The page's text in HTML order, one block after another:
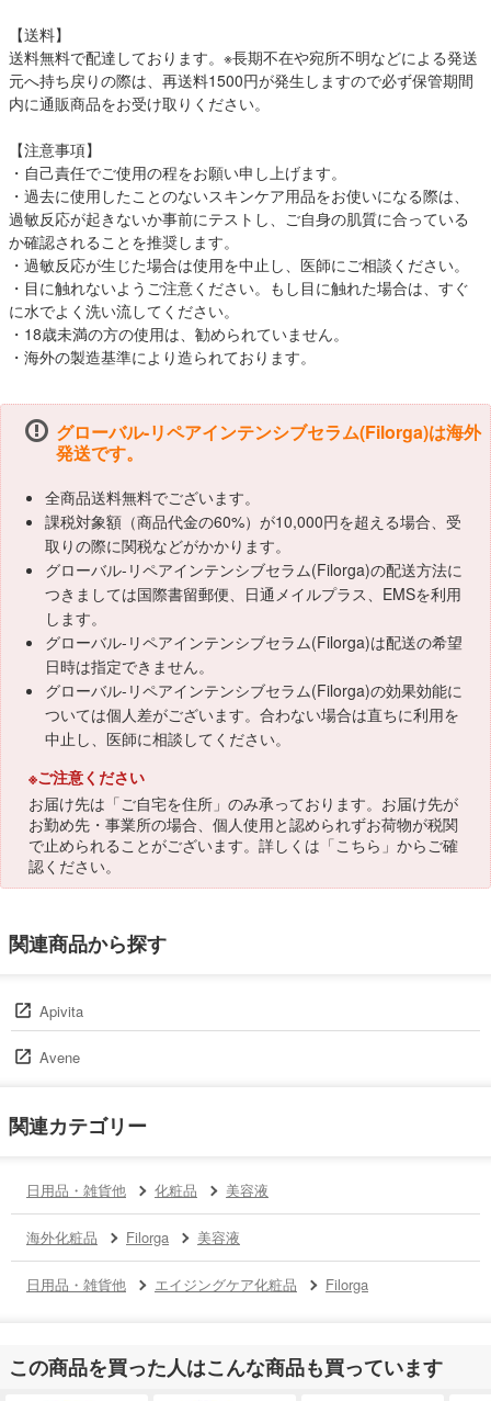
【送料】
送料無料で配達しております。※長期不在や宛所不明などによる発送
元へ持ち戻りの際は、再送料1500円が発生しますので必ず保管期間
内に通販商品をお受け取りください。
【注意事項】
・自己責任でご使用の程をお願い申し上げます。
・過去に使用したことのないスキンケア用品をお使いになる際は、
過敏反応が起きないか事前にテストし、ご自身の肌質に合っている
か確認されることを推奨します。
・過敏反応が生じた場合は使用を中止し、医師にご相談ください。
・目に触れないようご注意ください。もし目に触れた場合は、すぐ
に水でよく洗い流してください。
・18歳未満の方の使用は、勧められていません。
・海外の製造基準により造られております。
グローバル-リペアインテンシブセラム(Filorga)は海外
発送です。
全商品送料無料でございます。
課税対象額（商品代金の60%）が10,000円を超える場合、受
取りの際に関税などがかかります。
グローバル-リペアインテンシブセラム(Filorga)の配送方法に
つきましては国際書留郵便、日通メイルプラス、EMSを利用
します。
グローバル-リペアインテンシブセラム(Filorga)は配送の希望
日時は指定できません。
グローバル-リペアインテンシブセラム(Filorga)の効果効能に
ついては個人差がございます。合わない場合は直ちに利用を
中止し、医師に相談してください。
※ご注意ください
お届け先は「ご自宅を住所」のみ承っております。お届け先が
お勤め先・事業所の場合、個人使用と認められずお荷物が税関
で止められることがございます。詳しくは「こちら 」からご確
認ください。
関連商品から探す
Apivita
Avene
関連カテゴリー
日用品・雑貨他 化粧品 美容液
海外化粧品 Filorga 美容液
日用品・雑貨他 エイジングケア化粧品 Filorga
この商品を買った人はこんな商品も買っています